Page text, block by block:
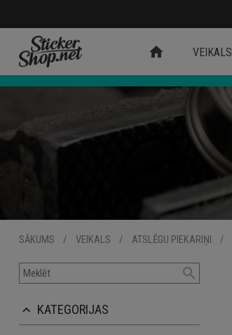
home VEIKALS
SĀKUMS / VEIKALS / ATSLĒGU PIEKARIŅI /
search
keyboard_arrow_up KATEGORIJAS